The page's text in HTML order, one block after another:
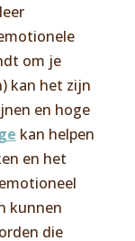
om je
kan het zijn
en hoge
kan helpen
en het
kunnen
die